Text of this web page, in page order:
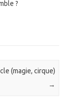
?
(magie, cirque)
→